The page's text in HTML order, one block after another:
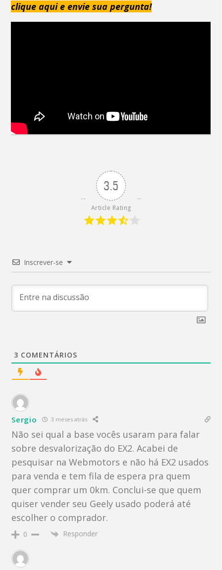
clique aqui e envie sua pergunta!
3.5
Article Rating
Inscrever-se
3 COMENTÁRIOS
Sergio 3 meses atrás
Não sei qual a base vocês usaram para falar
sobre desvalorização do EX2. Acabei de
pesquisar na Webmotors e não há EX2 usados
para venda e tem fila de espera pra quem
quer comprar um 0km. Conclui-se que quem
quiser vender seu Geely usado poderá até
escolher o comprador.
0 Responder